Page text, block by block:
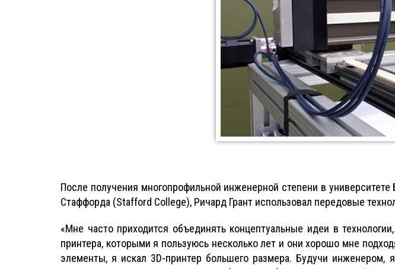
После получения многопрофильной инженерной степени в
Стаффорда (Stafford College), Ричард Грант использовал передовые
«Мне часто приходится объединять концептуальные идеи в
принтера, которыми я пользуюсь несколько лет и они хорошо мне
элементы, я искал 3D-принтер большего размера. Будучи